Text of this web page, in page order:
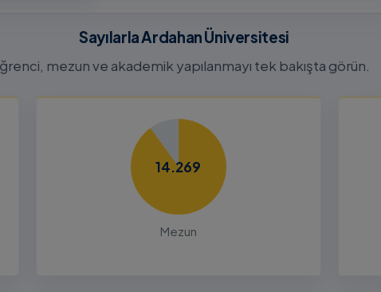
2026-
ve
Sayılarla Ardahan Üniversitesi
mezun ve akademik yapılanmayı tek bakışta görün.
14.269
Mezun